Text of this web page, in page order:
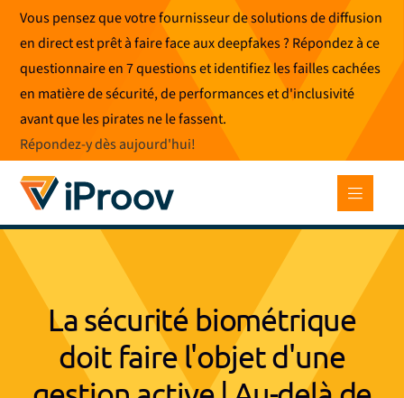
Skip
content
Vous pensez que votre fournisseur de solutions de diffusion
en direct est prêt à faire face aux deepfakes ? Répondez à ce
questionnaire en 7 questions et identifiez les failles cachées
en matière de sécurité, de performances et d'inclusivité
avant que les pirates ne le fassent.
Répondez-y dès aujourd'hui!
La sécurité biométrique
doit faire l'objet d'une